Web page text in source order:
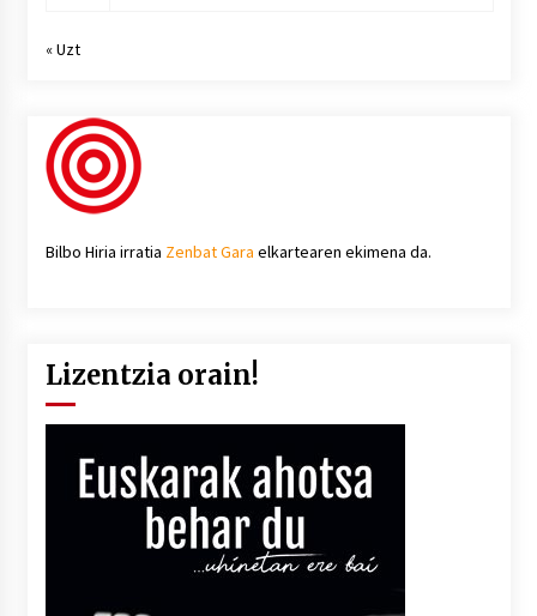
« Uzt
Bilbo Hiria irratia Zenbat Gara elkartearen ekimena da.
Lizentzia orain!